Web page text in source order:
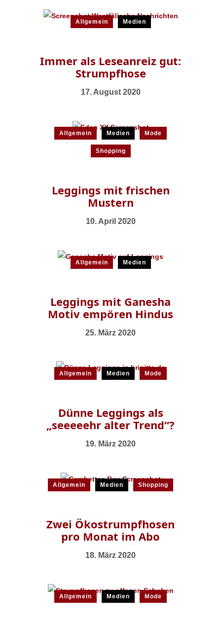
Allgemein Medien
Immer als Leseanreiz gut:
Strumpfhose
17. August 2020
Allgemein Medien Mode
Shopping
Leggings mit frischen
Mustern
10. April 2020
Allgemein Medien
Leggings mit Ganesha
Motiv empören Hindus
25. März 2020
Allgemein Medien Mode
Dünne Leggings als
„seeeeehr alter Trend“?
19. März 2020
Allgemein Medien Shopping
Zwei Ökostrumpfhosen
pro Monat im Abo
18. März 2020
Allgemein Medien Mode